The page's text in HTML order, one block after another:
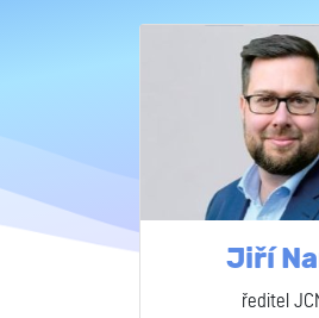
Jiří
ředitel